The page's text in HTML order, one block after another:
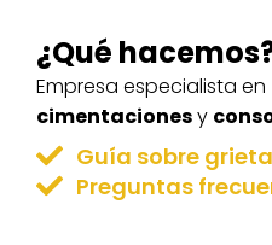
¿Qué
Empresa especialista en
cimentacionesy
Guía sobre
Preguntas